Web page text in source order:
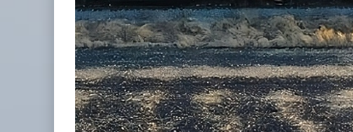
APM Terminals incrementa equipamiento para movi
05 AGO 2026
EE.UU. plantea nuevas restricciones para tripul
05 AGO 2026